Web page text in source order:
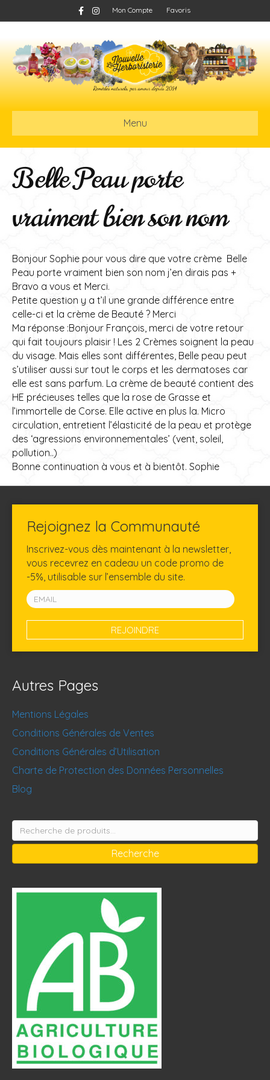
c
b
o
k
s
g
r
a
m
Mon Compte Favoris
Menu
Belle Peau porte
vraiment bien son nom
Bonjour Sophie pour vous dire que votre crème Belle
Peau porte vraiment bien son nom j’en dirais pas +
Bravo a vous et Merci.
Petite question y a t’il une grande différence entre
celle-ci et la crème de Beauté ? Merci
Ma réponse :Bonjour François, merci de votre retour
qui fait toujours plaisir ! Les 2 Crèmes soignent la peau
du visage. Mais elles sont différentes, Belle peau peut
s’utiliser aussi sur tout le corps et les dermatoses car
elle est sans parfum. La crème de beauté contient des
HE précieuses telles que la rose de Grasse et
l’immortelle de Corse. Elle active en plus la. Micro
circulation, entretient l’élasticité de la peau et protège
des ‘agressions environnementales’ (vent, soleil,
pollution..)
Bonne continuation à vous et à bientôt. Sophie
Rejoignez la Communauté
Inscrivez-vous dès maintenant à la newsletter,
vous recevrez en cadeau un code promo de
-5%, utilisable sur l’ensemble du site.
Autres Pages
Mentions Légales
Conditions Générales de Ventes
Conditions Générales d’Utilisation
Charte de Protection des Données Personnelles
Blog
Recherche
pour :
Recherche